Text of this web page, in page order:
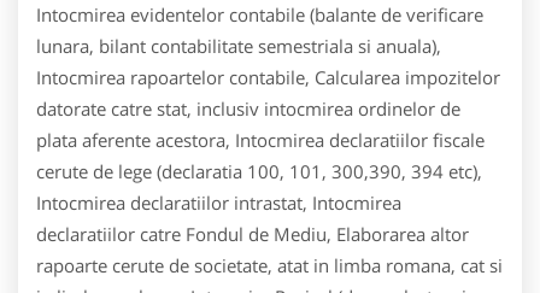
Intocmirea evidentelor contabile (balante de verificare
lunara, bilant contabilitate semestriala si anuala),
Intocmirea rapoartelor contabile, Calcularea impozitelor
datorate catre stat, inclusiv intocmirea ordinelor de
plata aferente acestora, Intocmirea declaratiilor fiscale
cerute de lege (declaratia 100, 101, 300,390, 394 etc),
Intocmirea declaratiilor intrastat, Intocmirea
declaratiilor catre Fondul de Mediu, Elaborarea altor
rapoarte cerute de societate, atat in limba romana, cat si